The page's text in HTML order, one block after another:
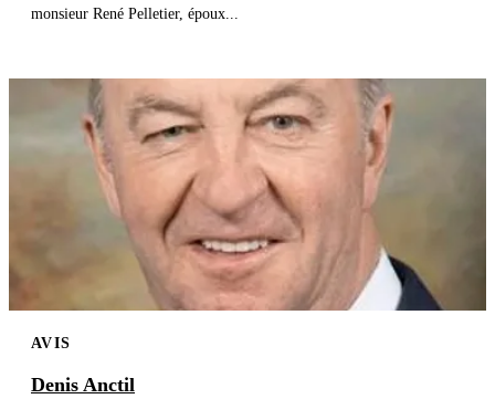
monsieur René Pelletier, époux...
AVIS
Denis Anctil